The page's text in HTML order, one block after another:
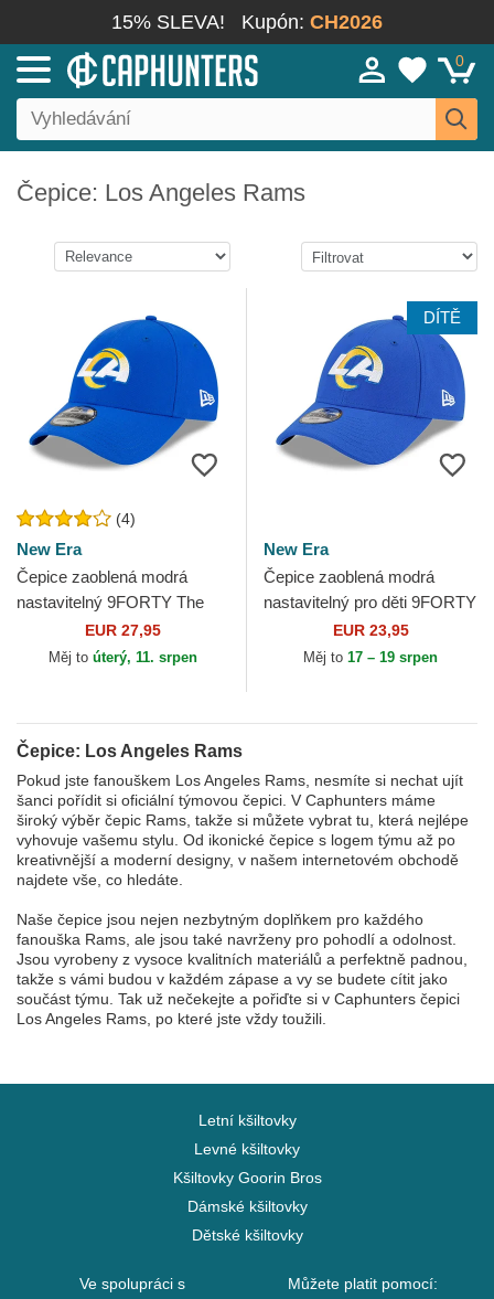
15% SLEVA! Kupón: CH2026
0
Čepice: Los Angeles Rams
(4)
New Era
Čepice zaoblená modrá
nastavitelný 9FORTY The
League Los Angeles Rams
NFL New Era
EUR 27,95
Měj to úterý, 11. srpen
DÍTĚ
New Era
Čepice zaoblená modrá
nastavitelný pro děti 9FORTY
The League Los Angeles
Rams NFL New Era
EUR 23,95
Měj to 17 – 19 srpen
Čepice: Los Angeles Rams
Pokud jste fanouškem Los Angeles Rams, nesmíte si nechat ujít
šanci pořídit si oficiální týmovou čepici. V Caphunters máme
široký výběr čepic Rams, takže si můžete vybrat tu, která nejlépe
vyhovuje vašemu stylu. Od ikonické čepice s logem týmu až po
kreativnější a moderní designy, v našem internetovém obchodě
najdete vše, co hledáte.
Naše čepice jsou nejen nezbytným doplňkem pro každého
fanouška Rams, ale jsou také navrženy pro pohodlí a odolnost.
Jsou vyrobeny z vysoce kvalitních materiálů a perfektně padnou,
takže s vámi budou v každém zápase a vy se budete cítit jako
součást týmu. Tak už nečekejte a pořiďte si v Caphunters čepici
Los Angeles Rams, po které jste vždy toužili.
Letní kšiltovky
Levné kšiltovky
Kšiltovky Goorin Bros
Dámské kšiltovky
Dětské kšiltovky
Ve spolupráci s
Můžete platit pomocí: